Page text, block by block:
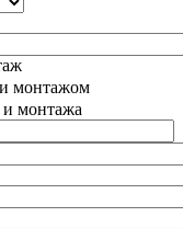
монтажом
и монтажа